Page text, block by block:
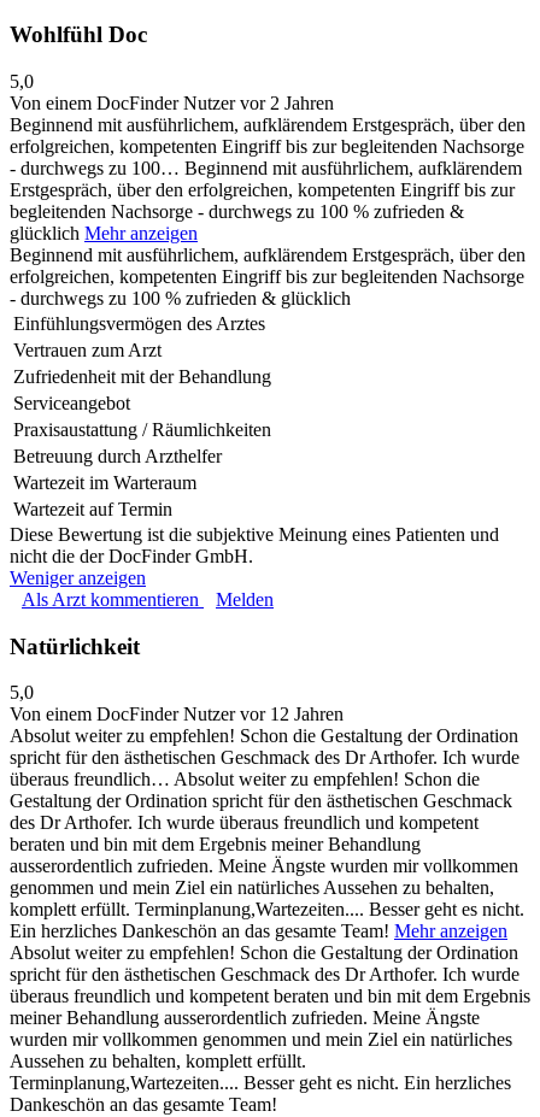
Wohlfühl Doc
5,0
Von einem DocFinder Nutzervor 2 Jahren
Beginnend mit ausführlichem, aufklärendem Erstgespräch, über den
erfolgreichen, kompetenten Eingriff bis zur begleitenden Nachsorge
- durchwegs zu 100… Beginnend mit ausführlichem, aufklärendem
Erstgespräch, über den erfolgreichen, kompetenten Eingriff bis zur
begleitenden Nachsorge - durchwegs zu 100 % zufrieden &
glücklich Mehr anzeigen
Beginnend mit ausführlichem, aufklärendem Erstgespräch, über den
erfolgreichen, kompetenten Eingriff bis zur begleitenden Nachsorge
- durchwegs zu 100 % zufrieden & glücklich
Einfühlungsvermögen des Arztes
Vertrauen zum Arzt
Zufriedenheit mit der Behandlung
Serviceangebot
Praxisaustattung / Räumlichkeiten
Betreuung durch Arzthelfer
Wartezeit im Warteraum
Wartezeit auf Termin
Diese Bewertung ist die subjektive Meinung eines Patienten und
nicht die der DocFinder GmbH.
Weniger anzeigen
Als Arzt kommentieren
Melden
Natürlichkeit
5,0
Von einem DocFinder Nutzervor 12 Jahren
Absolut weiter zu empfehlen! Schon die Gestaltung der Ordination
spricht für den ästhetischen Geschmack des Dr Arthofer. Ich wurde
überaus freundlich… Absolut weiter zu empfehlen! Schon die
Gestaltung der Ordination spricht für den ästhetischen Geschmack
des Dr Arthofer. Ich wurde überaus freundlich und kompetent
beraten und bin mit dem Ergebnis meiner Behandlung
ausserordentlich zufrieden. Meine Ängste wurden mir vollkommen
genommen und mein Ziel ein natürliches Aussehen zu behalten,
komplett erfüllt. Terminplanung,Wartezeiten.... Besser geht es nicht.
Ein herzliches Dankeschön an das gesamte Team! Mehr anzeigen
Absolut weiter zu empfehlen! Schon die Gestaltung der Ordination
spricht für den ästhetischen Geschmack des Dr Arthofer. Ich wurde
überaus freundlich und kompetent beraten und bin mit dem Ergebnis
meiner Behandlung ausserordentlich zufrieden. Meine Ängste
wurden mir vollkommen genommen und mein Ziel ein natürliches
Aussehen zu behalten, komplett erfüllt.
Terminplanung,Wartezeiten.... Besser geht es nicht. Ein herzliches
Dankeschön an das gesamte Team!